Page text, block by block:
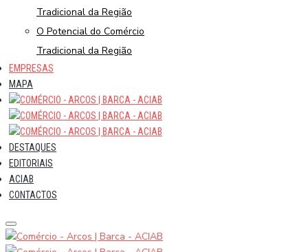
Tradicional da Região
O Potencial do Comércio
Tradicional da Região
EMPRESAS
MAPA
DESTAQUES
EDITORIAIS
ACIAB
CONTACTOS